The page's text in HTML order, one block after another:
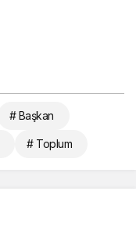
# Başkan
# Toplum